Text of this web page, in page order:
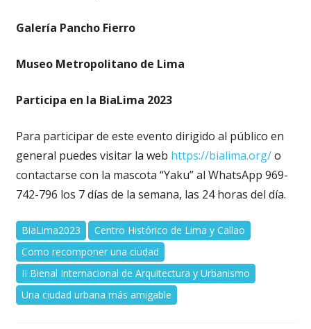
Galería Pancho Fierro
Museo Metropolitano de Lima
Participa en la BiaLima 2023
Para participar de este evento dirigido al público en
general puedes visitar la web https://bialima.org/o
contactarse con la mascota “Yaku” al WhatsApp 969-
742-796 los 7 días de la semana, las 24 horas del día.
BiaLima2023
Centro Histórico de Lima y Callao
Como recomponer una ciudad
II Bienal Internacional de Arquitectura y Urbanismo
Una ciudad urbana más amigable